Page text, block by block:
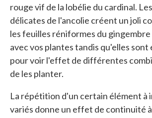
rouge vif de la lobélie du cardinal.
délicates de l'ancolie créent un joli
les feuilles réniformes du gingembre
avec vos plantes tandis qu'elles
pour voir l'effet de différentes
de les planter.
La répétition d'un certain élément à
variés donne un effet de continuité